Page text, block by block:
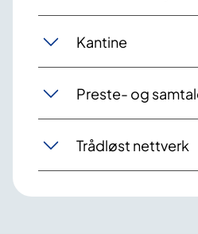
Kantine
Preste- og
Trådløst nettverk